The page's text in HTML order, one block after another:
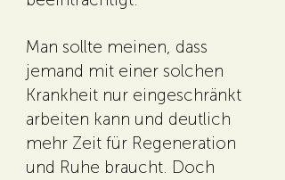
Man sollte meinen, dass
jemand mit einer solchen
Krankheit nur eingeschränkt
arbeiten kann und deutlich
mehr Zeit für Regeneration
und Ruhe braucht. Doch